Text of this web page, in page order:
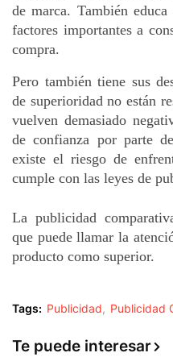
de marca. También
factores importantes a
compra.
Pero también tiene sus
de superioridad no están
vuelven demasiado
de confianza por parte
existe el riesgo de
cumple con las leyes de
La publicidad
que puede llamar la
producto como superior.
Tags: Publicidad Publicidad
Te puede interesar